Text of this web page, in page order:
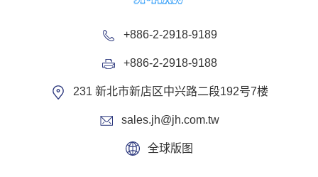
+886-2-2918-9189
+886-2-2918-9188
231 新北市新店区中兴路二段192号7楼
sales.jh@jh.com.tw
全球版图